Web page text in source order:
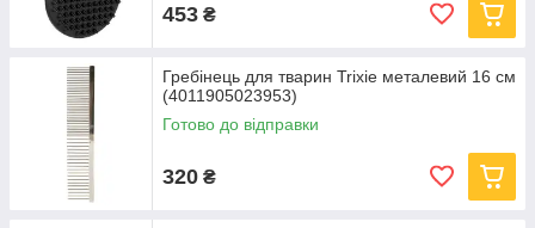
453 ₴
Гребінець для тварин Trixie металевий 16 см
(4011905023953)
Готово до відправки
320 ₴